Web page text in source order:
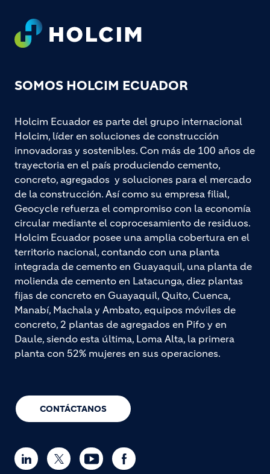
Footer
SOMOS HOLCIM ECUADOR
CONTÁCTANOS
Holcim Ecuador es parte del grupo internacional
Holcim, líder en soluciones de construcción
innovadoras y sostenibles. Con más de 100 años de
trayectoria en el país produciendo cemento,
concreto, agregados y soluciones para el mercado
de la construcción. Así como su empresa filial,
Geocycle refuerza el compromiso con la economía
circular mediante el coprocesamiento de residuos.
Holcim Ecuador posee una amplia cobertura en el
territorio nacional, contando con una planta
integrada de cemento en Guayaquil, una planta de
molienda de cemento en Latacunga, diez plantas
fijas de concreto en Guayaquil, Quito, Cuenca,
Manabí, Machala y Ambato, equipos móviles de
concreto, 2 plantas de agregados en Pifo y en
Daule, siendo esta última, Loma Alta, la primera
planta con 52% mujeres en sus operaciones.